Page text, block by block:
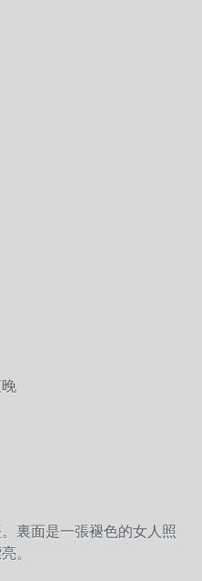
裏面是一張褪色的女人照
。